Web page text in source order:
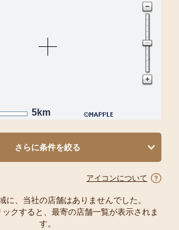
5km
さらに条件を絞る
アイコンについて
に、当社の店舗はありませんでした。
クすると、最寄の店舗一覧が表示されま
す。